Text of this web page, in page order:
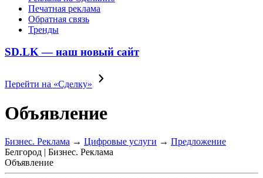
Печатная реклама
Обратная связь
Тренды
SD.LK — наш новый сайт
Перейти на «Сделку»
Объявление
Бизнес. Реклама → Цифровые услуги → Предложение
Белгород | Бизнес. Реклама
Объявление